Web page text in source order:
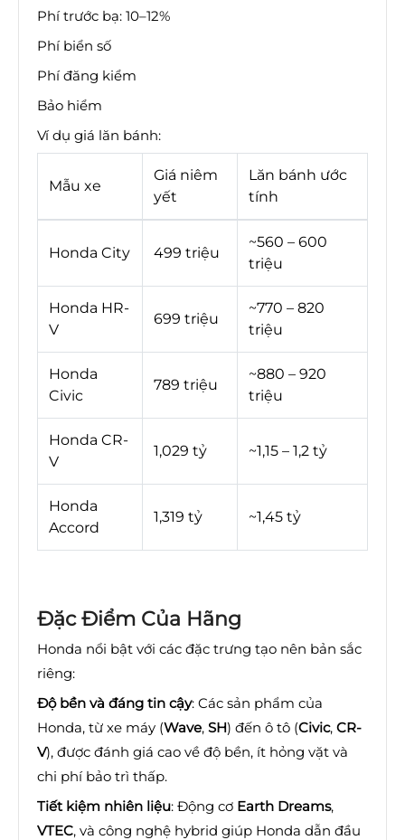
Phí trước bạ: 10–12%
Phí biển số
Phí đăng kiểm
Bảo hiểm
Ví dụ giá lăn bánh:
Mẫu xe
Giá niêm
yết
Lăn bánh ước
tính
Honda City 499 triệu
~560 – 600
triệu
Honda HR-
V
699 triệu
~770 – 820
triệu
Honda
Civic
789 triệu
~880 – 920
triệu
Honda CR-
V
1,029 tỷ ~1,15 – 1,2 tỷ
Honda
Accord
1,319 tỷ ~1,45 tỷ
Đặc Điểm Của Hãng
Honda nổi bật với các đặc trưng tạo nên bản sắc
riêng:
Độ bền và đáng tin cậy: Các sản phẩm của
Honda, từ xe máy (Wave, SH) đến ô tô (Civic, CR-
V), được đánh giá cao về độ bền, ít hỏng vặt và
chi phí bảo trì thấp.
Tiết kiệm nhiên liệu: Động cơ Earth Dreams,
VTEC, và công nghệ hybrid giúp Honda dẫn đầu